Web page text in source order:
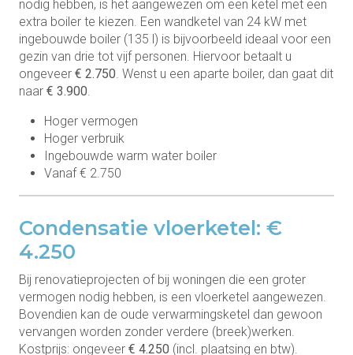
nodig hebben, is het aangewezen om een ketel met een
extra boiler te kiezen. Een wandketel van 24 kW met
ingebouwde boiler (135 l) is bijvoorbeeld ideaal voor een
gezin van drie tot vijf personen. Hiervoor betaalt u
ongeveer € 2.750. Wenst u een aparte boiler, dan gaat dit
naar € 3.900.
Hoger vermogen
Hoger verbruik
Ingebouwde warm water boiler
Vanaf € 2.750
Condensatie vloerketel: €
4.250
Bij renovatieprojecten of bij woningen die een groter
vermogen nodig hebben, is een vloerketel aangewezen.
Bovendien kan de oude verwarmingsketel dan gewoon
vervangen worden zonder verdere (breek)werken.
Kostprijs: ongeveer € 4.250 (incl. plaatsing en btw).